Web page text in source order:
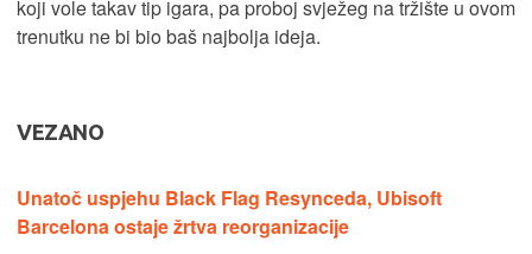
koji vole takav tip igara, pa proboj svježeg na tržište u ovom
trenutku ne bi bio baš najbolja ideja.
VEZANO
Unatoč uspjehu Black Flag Resynceda, Ubisoft
Barcelona ostaje žrtva reorganizacije